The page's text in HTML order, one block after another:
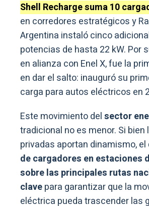
Shell Recharge suma 10
en corredores estratégicos y
Argentina instaló cinco
potencias de hasta 22 kW. Por
en alianza con Enel X, fue la
en dar el salto: inauguró su
carga para autos eléctricos en
Este movimiento delsector
tradicional no es menor. Si bien
privadas aportan dinamismo, el
de cargadores en estaciones
sobre las principales rutas
clavepara garantizar que la
eléctrica pueda trascender las